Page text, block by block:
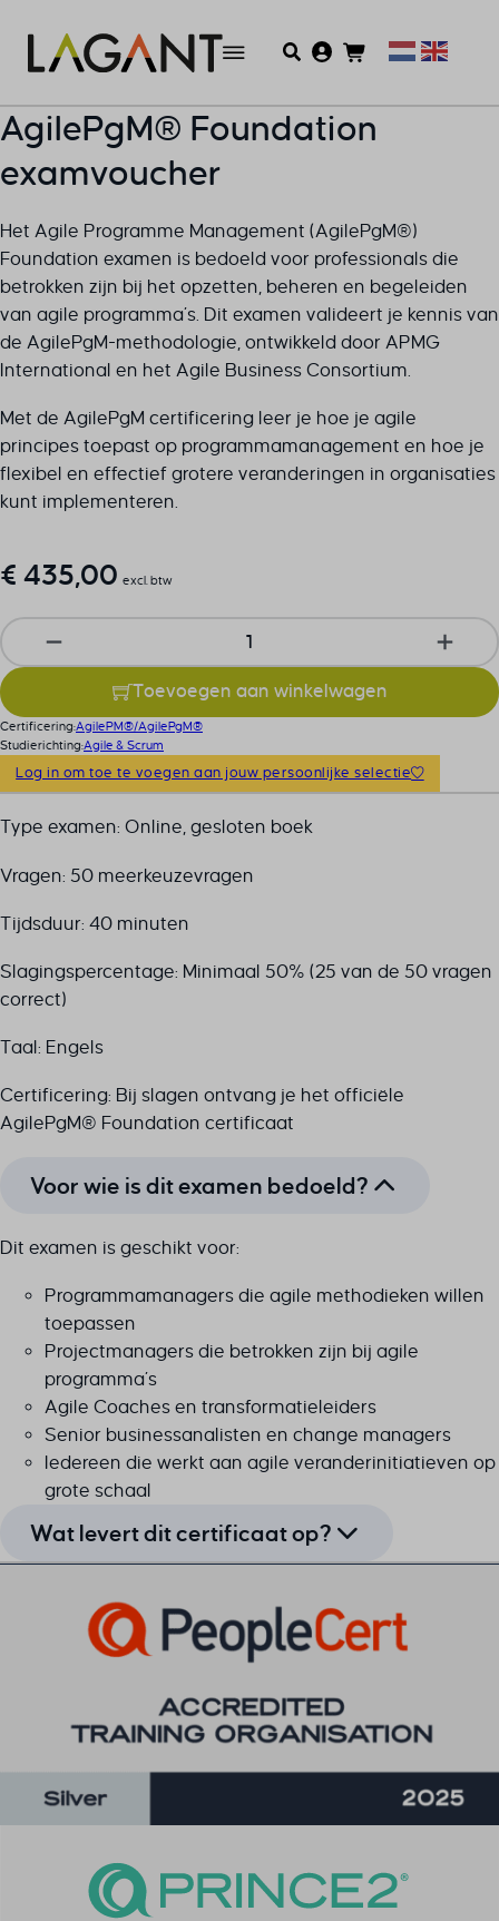
AgilePgM® Foundation
examvoucher
Het Agile Programme Management (AgilePgM®)
Foundation examen is bedoeld voor professionals die
betrokken zijn bij het opzetten, beheren en begeleiden
van agile programma’s. Dit examen valideert je kennis van
de AgilePgM-methodologie, ontwikkeld door APMG
International en het Agile Business Consortium.
Met de AgilePgM certificering leer je hoe je agile
principes toepast op programmamanagement en hoe je
flexibel en effectief grotere veranderingen in organisaties
kunt implementeren.
€ 435,00 excl. btw
AgilePgM® Foundation examvoucher aantal
Toevoegen aan winkelwagen
Certificering:AgilePM®/AgilePgM®
Studierichting:Agile & Scrum
Log in om toe te voegen aan jouw persoonlijke selectie
Type examen: Online, gesloten boek
Vragen: 50 meerkeuzevragen
Tijdsduur: 40 minuten
Slagingspercentage: Minimaal 50% (25 van de 50 vragen
correct)
Taal: Engels
Certificering: Bij slagen ontvang je het officiële
AgilePgM® Foundation certificaat
Voor wie is dit examen bedoeld?
Dit examen is geschikt voor:
Programmamanagers die agile methodieken willen
toepassen
Projectmanagers die betrokken zijn bij agile
programma’s
Agile Coaches en transformatieleiders
Senior businessanalisten en change managers
Iedereen die werkt aan agile veranderinitiatieven op
grote schaal
Wat levert dit certificaat op?
Programme Management begrijpt
Agile technieken kunt toepassen op programma’s en
organisatie kunt verbeteren
voor grootschalige transformaties